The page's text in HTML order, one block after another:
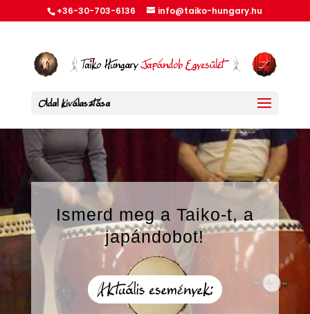
+36-30-703-6136 info@taiko-hungary.hu
Oldal kiválasztása
Ismerd meg a Taiko-t, a
japándobot!